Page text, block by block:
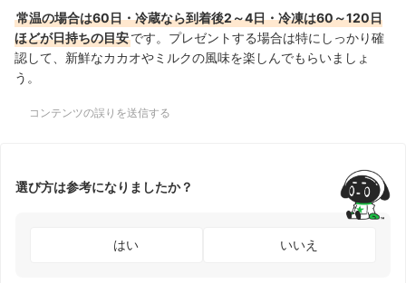
常温の場合は60日・冷蔵なら到着後2～4日・冷凍は60～120日
ほどが日持ちの目安です。プレゼントする場合は特にしっかり確
認して、新鮮なカカオやミルクの風味を楽しんでもらいましょ
う。
コンテンツの誤りを送信する
選び方は参考になりましたか？
はい いいえ